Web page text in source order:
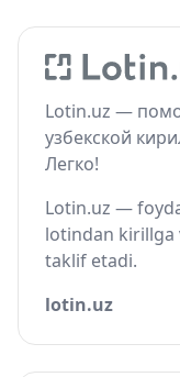
Lotin.uz —
узбекской
Легко!
Lotin.uz —
lotindan kirillga
taklif etadi.
lotin.uz